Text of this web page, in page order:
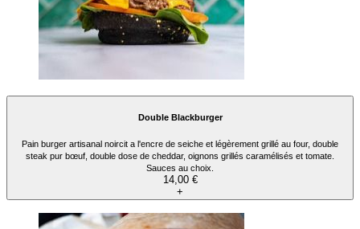
Double Blackburger
Pain burger artisanal noircit a l'encre de seiche et légèrement grillé au four, double
steak pur bœuf, double dose de cheddar, oignons grillés caramélisés et tomate.
Sauces au choix.
14,00 €
+